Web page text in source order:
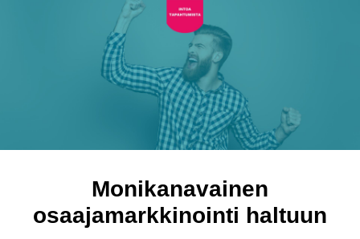
Monikanavainen
osaajamarkkinointi haltuun